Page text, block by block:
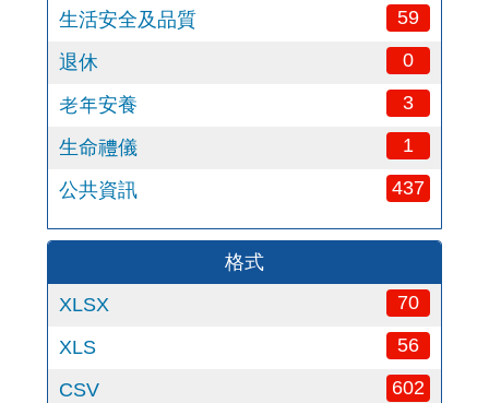
生活安全及品質 59
退休 0
老年安養 3
生命禮儀 1
公共資訊 437
格式
XLSX
70
XLS 56
CSV 602